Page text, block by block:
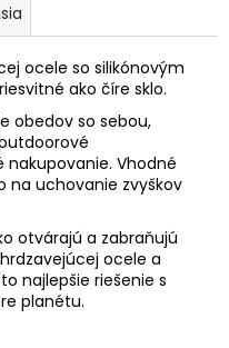
ocele so silikónovým
ako číre sklo.
obedov so sebou,
Vhodné
na uchovanie zvyškov
otvárajú a zabraňujú
ocele a
najlepšie riešenie s
planétu.